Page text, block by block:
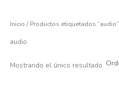
Inicio / Productos etiquetados “audio”
audio
Mostrando el único resultado